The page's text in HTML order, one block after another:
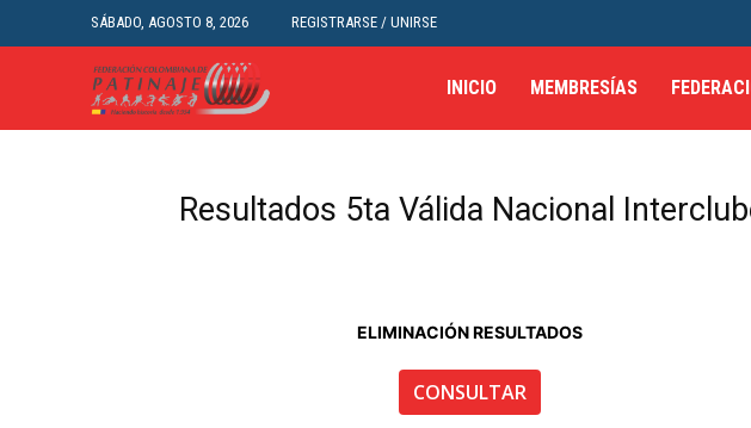
SÁBADO, AGOSTO 8, 2026 REGISTRARSE / UNIRSE
INICIO MEMBRESÍAS
Resultados 5ta Válida Nacional
ELIMINACIÓN RESULTADOS
CONSULTAR